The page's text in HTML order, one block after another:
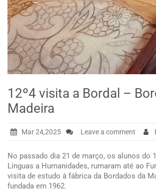
12º4 visita a Bordal –
Madeira
Mar 24,2025 Leave a comment
No passado dia 21 de março, os alunos do
Línguas a Humanidades, rumaram até ao
visita de estudo à fábrica da Bordados da
fundada em 1962.